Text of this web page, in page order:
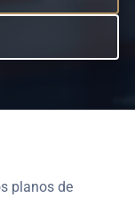
planos de